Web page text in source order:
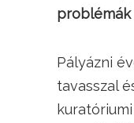
problémák
Pályázni
tavasszal